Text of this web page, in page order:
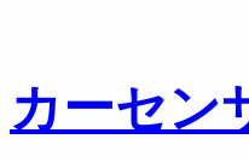
カーセン